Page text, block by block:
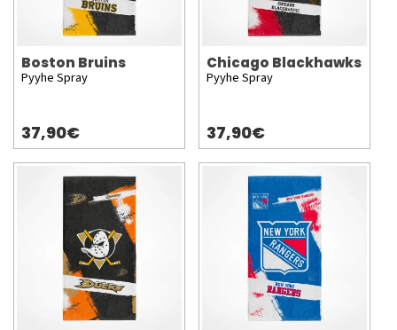
Boston Bruins
Pyyhe Spray
37,90€
Chicago Blackhawks
Pyyhe Spray
37,90€